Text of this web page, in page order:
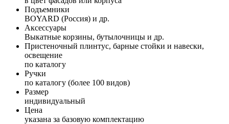
Подъемники
BOYARD (Россия) и др.
Аксессуары
Выкатные корзины, бутылочницы и др.
Пристеночный плинтус, барные стойки и навески,
освещение
по каталогу
Ручки
по каталогу (более 100 видов)
Размер
индивидуальный
Цена
указана за базовую комплектацию